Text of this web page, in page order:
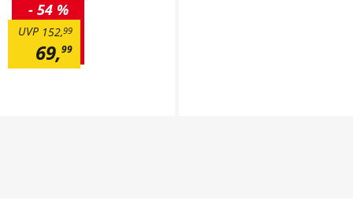
69,99
152,99
UVP
- 54 %